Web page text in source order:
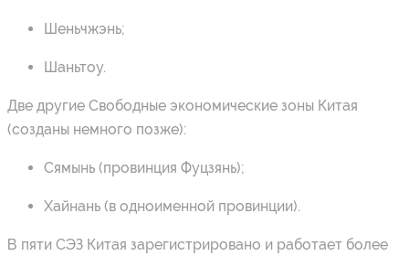
Шеньчжэнь;
Шаньтоу.
Две другие Свободные экономические зоны Китая
(созданы немного позже):
Сямынь (провинция Фуцзянь);
Хайнань (в одноименной провинции).
В пяти СЭЗ Китая зарегистрировано и работает более